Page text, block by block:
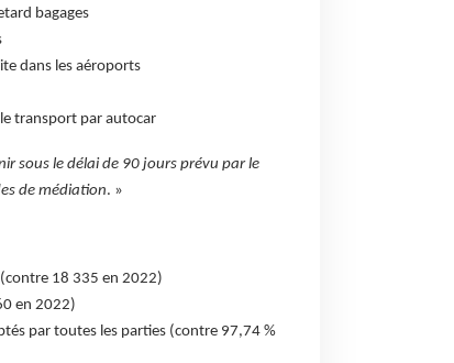
bagages
dans les aéroports
transport par autocar
sous le délai de 90 jours prévu par le
de médiation. »
18 335 en 2022)
en 2022)
par toutes les parties (contre 97,74 %